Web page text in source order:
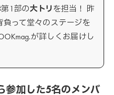
第1部の大トリ を担当！ 昨
って堂々のステージを
が詳しくお届けし
参加した5名のメンバ